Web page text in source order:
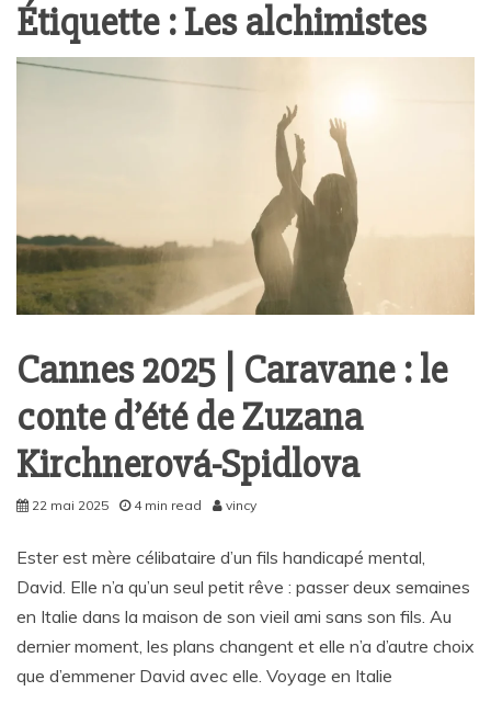
Étiquette :Les alchimistes
Cannes 2025 | Caravane : le
conte d’été de Zuzana
Kirchnerová-Spidlova
22 mai 2025 4 min read vincy
Ester est mère célibataire d’un fils handicapé mental,
David. Elle n’a qu’un seul petit rêve : passer deux semaines
en Italie dans la maison de son vieil ami sans son fils. Au
dernier moment, les plans changent et elle n’a d’autre choix
que d’emmener David avec elle. Voyage en Italie